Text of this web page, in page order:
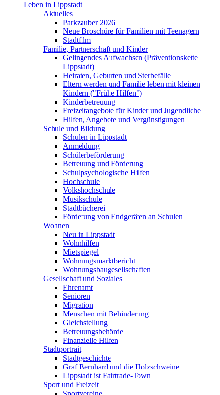
Leben in Lippstadt
Aktuelles
Parkzauber 2026
Neue Broschüre für Familien mit Teenagern
Stadtfilm
Familie, Partnerschaft und Kinder
Gelingendes Aufwachsen (Präventionskette
Lippstadt)
Heiraten, Geburten und Sterbefälle
Eltern werden und Familie leben mit kleinen
Kindern ("Frühe Hilfen")
Kinderbetreuung
Freizeitangebote für Kinder und Jugendliche
Hilfen, Angebote und Vergünstigungen
Schule und Bildung
Schulen in Lippstadt
Anmeldung
Schülerbeförderung
Betreuung und Förderung
Schulpsychologische Hilfen
Hochschule
Volkshochschule
Musikschule
Stadtbücherei
Förderung von Endgeräten an Schulen
Wohnen
Neu in Lippstadt
Wohnhilfen
Mietspiegel
Wohnungsmarktbericht
Wohnungsbaugesellschaften
Gesellschaft und Soziales
Ehrenamt
Senioren
Migration
Menschen mit Behinderung
Gleichstellung
Betreuungsbehörde
Finanzielle Hilfen
Stadtportrait
Stadtgeschichte
Graf Bernhard und die Holzschweine
Lippstadt ist Fairtrade-Town
Sport und Freizeit
Sportvereine